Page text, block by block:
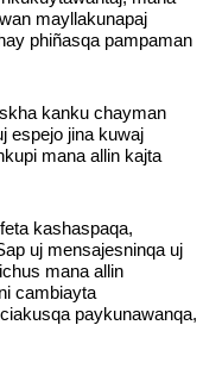
mayllakunapaj
phiñasqa pampaman
kanku chayman
espejo jina kuwaj
mana allin kajta
kashaspaqa,
uj mensajesninqa uj
mana allin
cambiayta
paykunawanqa,